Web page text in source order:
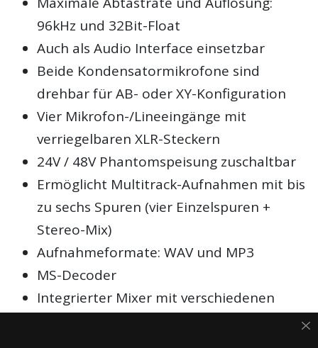
96kHz und 32Bit-Float
Auch als Audio Interface einsetzbar
Beide Kondensatormikrofone sind
drehbar für AB- oder XY-Konfiguration
Vier Mikrofon-/Lineeingänge mit
verriegelbaren XLR-Steckern
24V / 48V Phantomspeisung zuschaltbar
Ermöglicht Multitrack-Aufnahmen mit bis
zu sechs Spuren (vier Einzelspuren +
Stereo-Mix)
Aufnahmeformate: WAV und MP3
MS-Decoder
Integrierter Mixer mit verschiedenen